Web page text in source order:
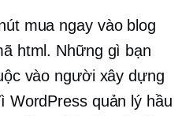
mua ngay vào blog
html. Những gì bạn
vào người xây dựng
WordPress quản lý hầu